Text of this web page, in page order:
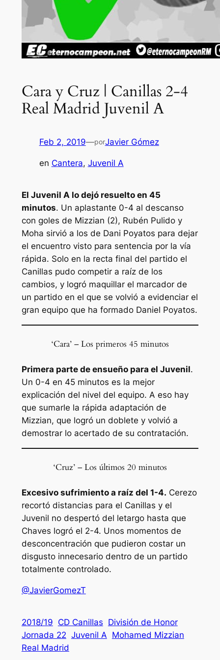
Cara y Cruz | Canillas 2-4
Real Madrid Juvenil A
Feb 2, 2019—porJavier Gómez
en Cantera, Juvenil A
El Juvenil A lo dejó resuelto en 45
minutos. Un aplastante 0-4 al descanso
con goles de Mizzian (2), Rubén Pulido y
Moha sirvió a los de Dani Poyatos para dejar
el encuentro visto para sentencia por la vía
rápida. Solo en la recta final del partido el
Canillas pudo competir a raíz de los
cambios, y logró maquillar el marcador de
un partido en el que se volvió a evidenciar el
gran equipo que ha formado Daniel Poyatos.
‘Cara’ – Los primeros 45 minutos
Primera parte de ensueño para el Juvenil.
Un 0-4 en 45 minutos es la mejor
explicación del nivel del equipo. A eso hay
que sumarle la rápida adaptación de
Mizzian, que logró un doblete y volvió a
demostrar lo acertado de su contratación.
‘Cruz’ – Los últimos 20 minutos
Excesivo sufrimiento a raíz del 1-4. Cerezo
recortó distancias para el Canillas y el
Juvenil no despertó del letargo hasta que
Chaves logró el 2-4. Unos momentos de
desconcentración que pudieron costar un
disgusto innecesario dentro de un partido
totalmente controlado.
@JavierGomezT
2018/19 CD Canillas División de Honor
Jornada 22 Juvenil A Mohamed Mizzian
Real Madrid